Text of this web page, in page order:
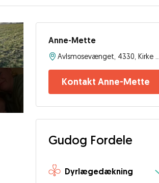
Anne-Mette
Kontakt Anne-Mette
Gudog Fordele
Dyrlægedækning